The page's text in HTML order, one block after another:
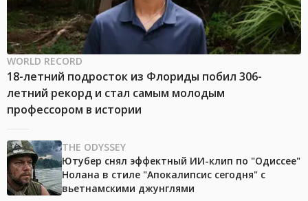
WORLD RECORD
18-летний подросток из Флориды побил 306-
летний рекорд и стал самым молодым
профессором в истории
THE ODYSSEY
Ютубер снял эффектный ИИ-клип по "Одиссее"
Нолана в стиле "Апокалипсис сегодня" с
вьетнамскими джунглями